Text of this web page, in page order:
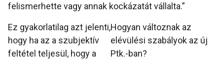
felismerhette vagy annak kockázatát vállalta.”
Hogyan változnak az
elévülési szabályok az új
Ptk.-ban?
Ez gyakorlatilag azt jelenti,
hogy ha az a szubjektív
feltétel teljesül, hogy a